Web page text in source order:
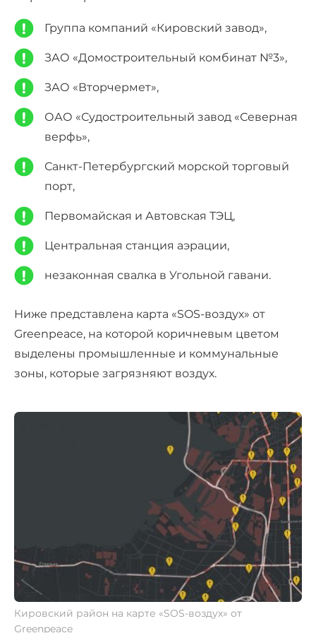
Группа компаний «Кировский завод»,
ЗАО «Домостроительный комбинат №3»,
ЗАО «Вторчермет»,
ОАО «Судостроительный завод «Северная
верфь»,
Санкт-Петербургский морской торговый
порт,
Первомайская и Автовская ТЭЦ,
Центральная станция аэрации,
незаконная свалка в Угольной гавани.
Ниже представлена карта «SOS-воздух» от
Greenpeace, на которой коричневым цветом
выделены промышленные и коммунальные
зоны, которые загрязняют воздух.
Кировский район на карте «SOS-воздух» от
Greenpeace